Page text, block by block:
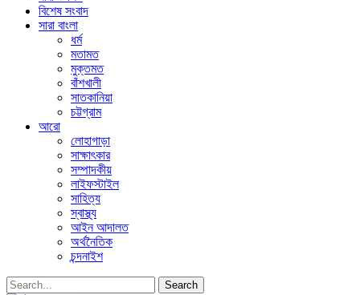
বিশেষ সংবাদ
সারা বাংলা
ধর্ম
মতামত
মুক্তমত
বাঁশখালী
সাতকানিয়া
চট্টগ্রাম
আরো
লোহাগাড়া
সাক্ষাৎকার
সম্পাদকীয়
লাইফস্টাইল
সাহিত্য
স্বাস্থ্য
আইন আদালত
অর্থনৈতিক
চন্দনাইশ